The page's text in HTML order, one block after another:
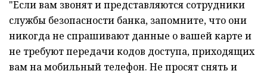
"Если вам звонят и представляются сотрудники
службы безопасности банка, запомните, что они
никогда не спрашивают данные о вашей карте и
не требуют передачи кодов доступа, приходящих
вам на мобильный телефон. Не просят снять и